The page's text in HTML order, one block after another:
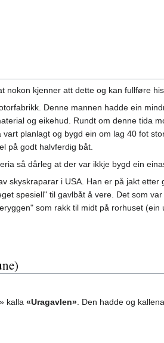
nokon kjenner att dette og kan fullføre
Denne mannen hadde ein
og eikehud. Rundt om denne tida
planlagt og bygd ein om lag 40 fot
på godt halvferdig båt.
så dårleg at der var ikkje bygd ein
skyskraparar i USA. Han er på jakt etter
spesiell" til gavlbåt å vere. Det som
som rakk til midt på rorhuset (ein
kalla «Uragavlen». Den hadde og